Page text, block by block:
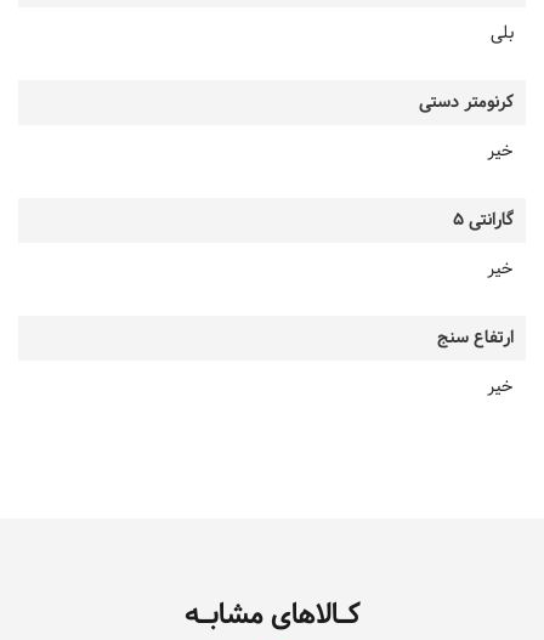
بلی
کرنومتر دستی
خیر
گارانتی 5
خیر
ارتفاع سنج
خیر
کـالاهای مشابـه